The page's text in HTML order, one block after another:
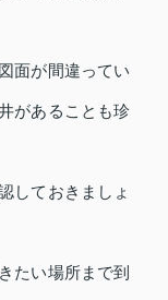
面が間違ってい
があることも珍
しておきましょ
たい場所まで到